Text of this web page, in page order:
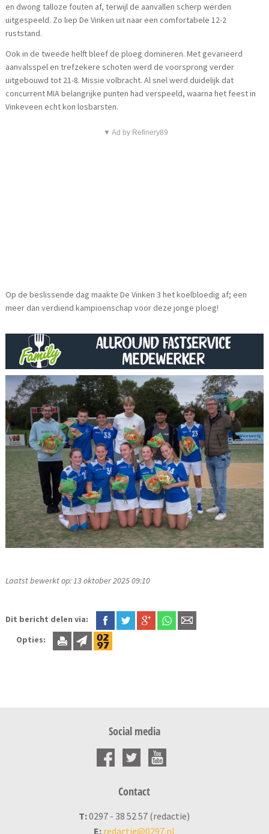
en dwong talloze fouten af, terwijl de aanvallen scherp werden
uitgespeeld. Zo liep De Vinken uit naar een comfortabele 12-2
ruststand.
Ook in de tweede helft bleef de ploeg domineren. Met gevarieerd
aanvalsspel en trefzekere schoten werd de voorsprong verder
uitgebouwd tot 21-8. Missie volbracht. Al snel werd duidelijk dat
concurrent MIA belangrijke punten had verspeeld, waarna het feest in
Vinkeveen echt kon losbarsten.
▼ Ad by Refinery89
Op de beslissende dag maakte De Vinken 3 het koelbloedig af; een
meer dan verdiend kampioenschap voor deze jonge ploeg!
Laatst bewerkt op: 13 oktober 2025 09:10
Dit bericht delen via:
Opties:
Social media
Contact
T:0297 - 38 52 57 (redactie)
E: redactie@0297.nl